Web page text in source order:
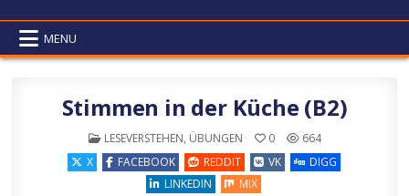
MENU
Stimmen in der Küche (B2)
POSTED IN
LESEVERSTEHEN, ÜBUNGEN 0
664
X
FACEBOOK REDDIT VK
DIGG
LINKEDIN
MIX